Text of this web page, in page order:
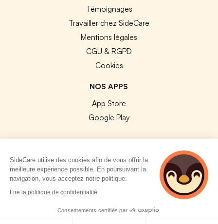
Témoignages
Travailler chez SideCare
Mentions légales
CGU & RGPD
Cookies
NOS APPS
App Store
Google Play
© 2026 SideCare. Tous droits réservés.
SideCare utilise des cookies afin de vous offrir la
meilleure expérience possible. En poursuivant la
navigation, vous acceptez notre politique.
Lire la politique de confidentialité
Consentements certifiés par
5 personnes
consultent
actuellement cette